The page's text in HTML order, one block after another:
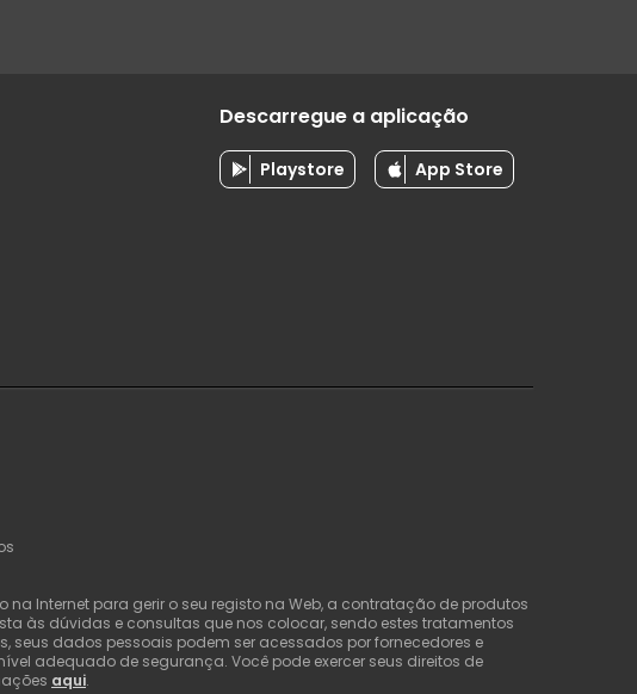
Descarregue a aplicação
Playstore App Store
Internet para gerir o seu registo na Web, a contratação de produtos
às dúvidas e consultas que nos colocar, sendo estes tratamentos
seus dados pessoais podem ser acessados por fornecedores e
adequado de segurança. Você pode exercer seus direitos de
aqui.